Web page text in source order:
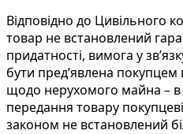
Відповідно до Цивільного
товар не встановлений
придатності, вимога у
бути пред’явлена покупцем
щодо нерухомого майна – в
передання товару
законом не встановлений